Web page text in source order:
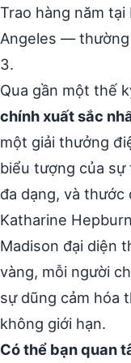
Trao hàng năm
Angeles — thường
3.
Qua gần một thế
chính xuất sắc
một giải thưởng
biểu tượng của sự
đa dạng, và thước
Katharine
Madison đại diện
vàng, mỗi người
sự dũng cảm hóa
không giới hạn.
Có thể bạn quan